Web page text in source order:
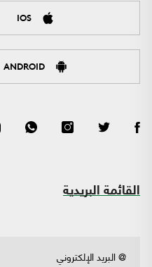
IOS
ANDROID
القائمة البريدية